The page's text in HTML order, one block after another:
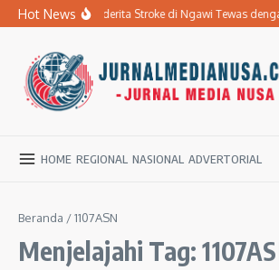
Lewati ke konten
Hot NewsIbu Penderita Stroke di Ngawi Tewas
HOME REGIONAL NASIONAL ADVERTORIAL
Beranda /1107ASN
Menjelajahi Tag: